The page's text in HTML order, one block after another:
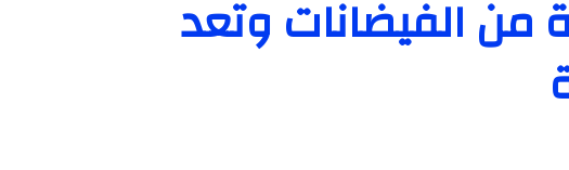
من الفيضانات وتعد